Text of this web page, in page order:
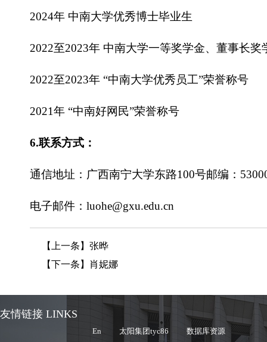
2024年 中南大学优秀博士毕业生
2022至2023年 中南大学一等奖学金、董事长奖
2022至2023年 “中南大学优秀员工”荣誉称号
2021年 “中南好网民”荣誉称号
6.联系方式：
通信地址：广西南宁大学东路100号邮编：
电子邮件：luohe@gxu.edu.cn
【上一条】 张晔
【下一条】
肖妮娜
友情链接 LINKS
En 太阳集团tyc86 数据库资源